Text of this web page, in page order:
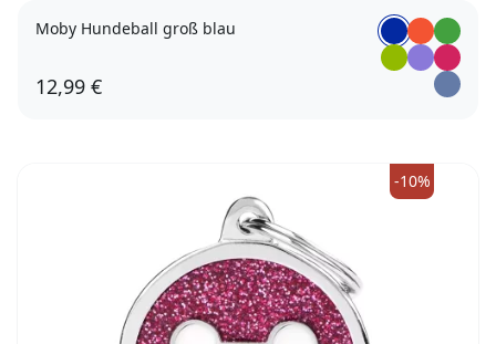
Moby Hundeball groß blau
12,99 €
-10%